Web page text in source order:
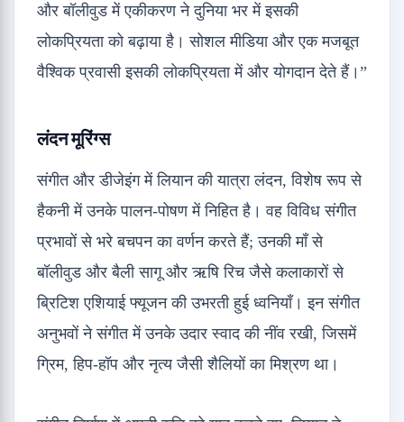
और बॉलीवुड में एकीकरण ने दुनिया भर में इसकी
लोकप्रियता को बढ़ाया है। सोशल मीडिया और एक मजबूत
वैश्विक प्रवासी इसकी लोकप्रियता में और योगदान देते हैं।”
लंदन मूरिंग्स
संगीत और डीजेइंग में लियान की यात्रा लंदन, विशेष रूप से
हैकनी में उनके पालन-पोषण में निहित है। वह विविध संगीत
प्रभावों से भरे बचपन का वर्णन करते हैं; उनकी माँ से
बॉलीवुड और बैली सागू और ऋषि रिच जैसे कलाकारों से
ब्रिटिश एशियाई फ्यूजन की उभरती हुई ध्वनियाँ। इन संगीत
अनुभवों ने संगीत में उनके उदार स्वाद की नींव रखी, जिसमें
ग्रिम, हिप-हॉप और नृत्य जैसी शैलियों का मिश्रण था।